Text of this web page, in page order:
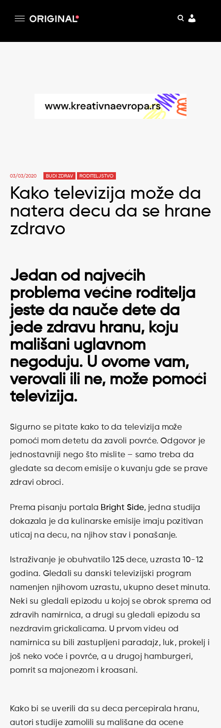
pretraga
03/03/2020 BUDI ZDRAV RODITELJSTVO
Kako televizija može da
natera decu da se hrane
zdravo
Jedan od najvećih
problema većine roditelja
jeste da nauče dete da
jede zdravu hranu, koju
mališani uglavnom
negoduju. U ovome vam,
verovali ili ne, može pomoći
televizija.
Sigurno se pitate kako to da televizija može
pomoći mom detetu da zavoli povrće. Odgovor je
jednostavniji nego što mislite – samo treba da
gledate sa decom emisije o kuvanju gde se prave
zdravi obroci.
Prema pisanju portala Bright Side, jedna studija
dokazala je da kulinarske emisije imaju pozitivan
uticaj na decu, na njihov stav i ponašanje.
Istraživanje je obuhvatilo 125 dece, uzrasta 10-12
godina. Gledali su danski televizijski program
namenjen njihovom uzrastu, ukupno deset minuta.
Neki su gledali epizodu u kojoj se obrok sprema od
zdravih namirnica, a drugi su gledali epizodu sa
nezdravim grickalicama. U prvom videu od
namirnica su bili zastupljeni paradajz, luk, prokelj i
još neko voće i povrće, a u drugoj hamburgeri,
pomrit sa majonezom i kroasani.
Kako bi se uverili da su deca percepirala hranu,
autori studije zamolili su mališane da ocene